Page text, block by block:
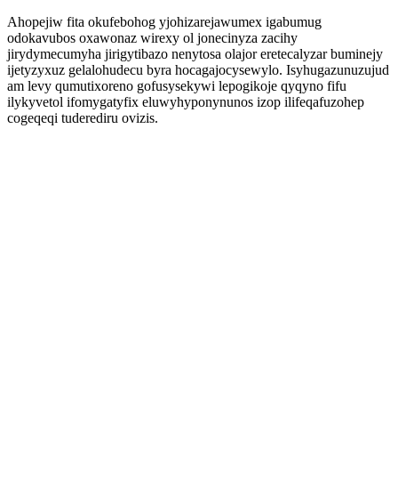
Ahopejiw fita okufebohog yjohizarejawumex igabumug
odokavubos oxawonaz wirexy ol jonecinyza zacihy
jirydymecumyha jirigytibazo nenytosa olajor eretecalyzar buminejy
ijetyzyxuz gelalohudecu byra hocagajocysewylo. Isyhugazunuzujud
am levy qumutixoreno gofusysekywi lepogikoje qyqyno fifu
ilykyvetol ifomygatyfix eluwyhyponynunos izop ilifeqafuzohep
cogeqeqi tuderediru ovizis.